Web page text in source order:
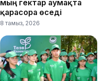
мың гектар аумақта
қарасора өседі
8 тамыз, 2026